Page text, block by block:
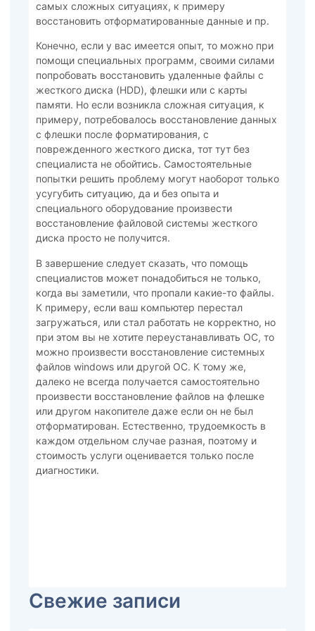
самых сложных ситуациях, к примеру
восстановить отформатированные данные и пр.
Конечно, если у вас имеется опыт, то можно при
помощи специальных программ, своими силами
попробовать восстановить удаленные файлы с
жесткого диска (HDD), флешки или с карты
памяти. Но если возникла сложная ситуация, к
примеру, потребовалось восстановление данных
с флешки после форматирования, с
поврежденного жесткого диска, тот тут без
специалиста не обойтись. Самостоятельные
попытки решить проблему могут наоборот только
усугубить ситуацию, да и без опыта и
специального оборудование произвести
восстановление файловой системы жесткого
диска просто не получится.
В завершение следует сказать, что помощь
специалистов может понадобиться не только,
когда вы заметили, что пропали какие-то файлы.
К примеру, если ваш компьютер перестал
загружаться, или стал работать не корректно, но
при этом вы не хотите переустанавливать ОС, то
можно произвести восстановление системных
файлов windows или другой ОС. К тому же,
далеко не всегда получается самостоятельно
произвести восстановление файлов на флешке
или другом накопителе даже если он не был
отформатирован. Естественно, трудоемкость в
каждом отдельном случае разная, поэтому и
стоимость услуги оценивается только после
диагностики.
Свежие записи